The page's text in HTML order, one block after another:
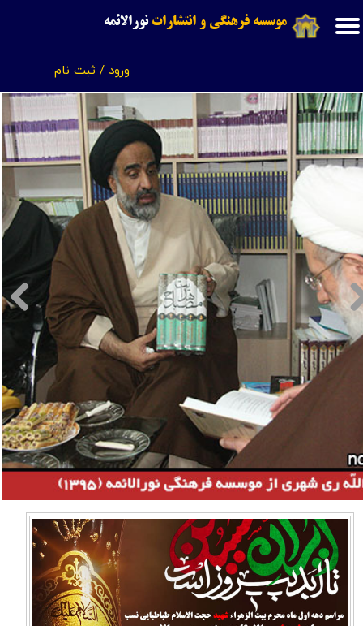
موسسه فرهنگی و انتشاراتنورالائمه
ورود / ثبت نام
حساب کاربری من
سفارشات
خروج از حساب کاربری